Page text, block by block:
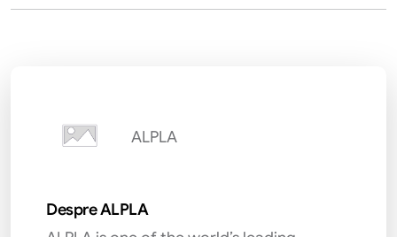
ALPLA
Despre ALPLA